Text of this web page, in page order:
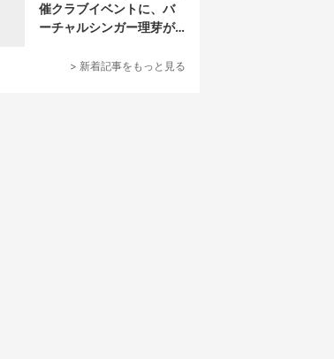
催クラブイベントに、バ
ーチャルシンガー理芽が
> 新着記事をもっと見る